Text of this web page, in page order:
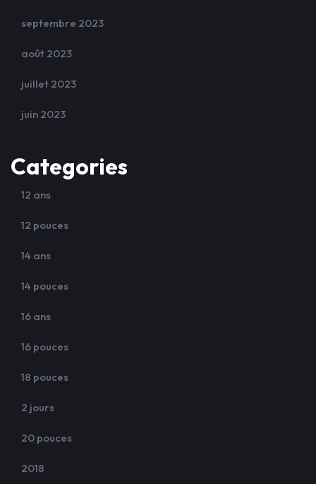
septembre 2023
août 2023
juillet 2023
juin 2023
Categories
12 ans
12 pouces
14 ans
14 pouces
16 ans
16 pouces
18 pouces
2 jours
20 pouces
2018